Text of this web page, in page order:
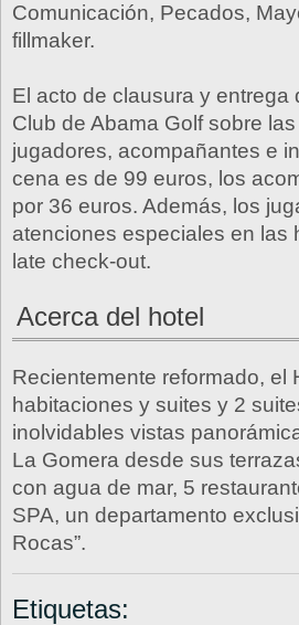
Comunicación, Pecados,
fillmaker.
El acto de clausura y
Club de Abama Golf sobre
jugadores, acompañantes e
cena es de 99 euros, los
por 36 euros. Además, los
atenciones especiales en las
late check‐out.
Acerca del hotel
Recientemente reformado, el
habitaciones y suites y 2
inolvidables vistas
La Gomera desde sus
con agua de mar, 5
SPA, un departamento
Rocas”.
Etiquetas: